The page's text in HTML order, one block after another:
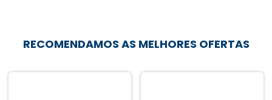
RECOMENDAMOS AS MELHORES OFERTAS